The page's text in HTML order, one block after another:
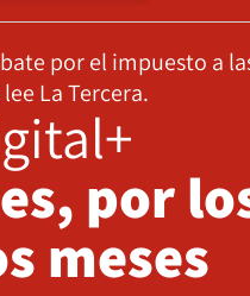
por el impuesto a
La Tercera.
por
meses